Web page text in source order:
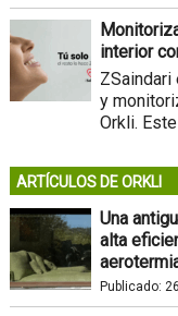
interior
y
Orkli.
ARTÍCULOS DE ORKLI
Una
alta
Publicado: